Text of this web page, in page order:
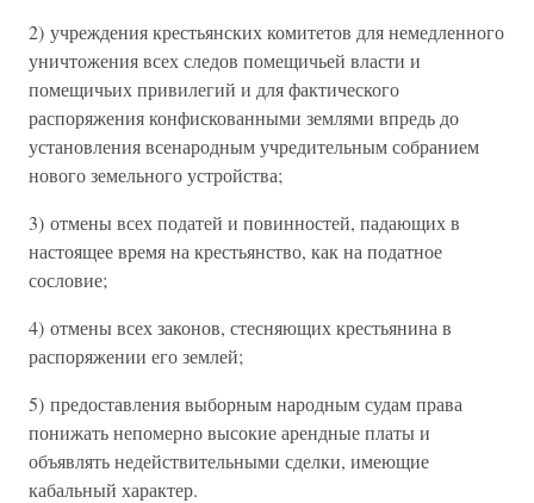
2) учреждения крестьянских комитетов для немедленного
уничтожения всех следов помещичьей власти и
помещичьих привилегий и для фактического
распоряжения конфискованными землями впредь до
установления всенародным учредительным собранием
нового земельного устройства;
3) отмены всех податей и повинностей, падающих в
настоящее время на крестьянство, как на податное
сословие;
4) отмены всех законов, стесняющих крестьянина в
распоряжении его землей;
5) предоставления выборным народным судам права
понижать непомерно высокие арендные платы и
объявлять недействительными сделки, имеющие
кабальный характер.